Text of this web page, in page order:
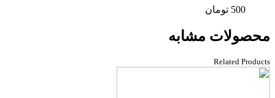
500 تومان
محصولات مشابه
Related Products